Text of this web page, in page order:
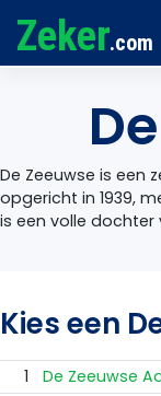
Zeker.com
De Zeeuwse is een
opgericht in 1939,
is een volle dochter
Kies een
1 De Zeeuwse